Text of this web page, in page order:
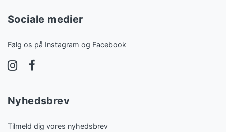
Sociale medier
Følg os på Instagram og Facebook
Nyhedsbrev
Tilmeld dig vores nyhedsbrev